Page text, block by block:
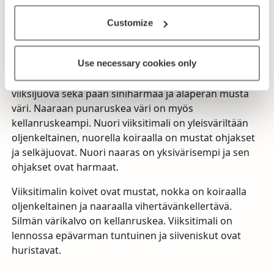
Customize
Use necessary cookies only
yhtä pitkäpyrstöinen kuin pyrstötiainen. Viiksitimalin
siivet ovat punaruskean-, mustan- ja valkoisenkirjavat.
suuntautuva leveä viiksijuova on musta ja kurkku on
valkoinen. Selkä ja kupeet ovat punaruskeat ja
alaperä on musta. Naaraalta puuttuu koiraan
viiksijuova sekä pään siniharmaa ja alaperän musta
väri. Naaraan punaruskea väri on myös
kellanruskeampi. Nuori viiksitimali on yleisväriltään
oljenkeltainen, nuorella koiraalla on mustat ohjakset
ja selkäjuovat. Nuori naaras on yksivärisempi ja sen
ohjakset ovat harmaat.
Viiksitimalin koivet ovat mustat, nokka on koiraalla
oljenkeltainen ja naaraalla vihertävänkellertävä.
Silmän värikalvo on kellanruskea. Viiksitimali on
lennossa epävarman tuntuinen ja siiveniskut ovat
huristavat.